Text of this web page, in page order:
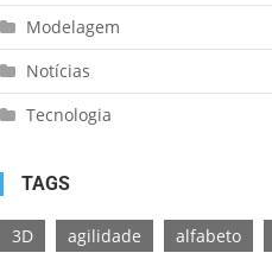
Modelagem
Notícias
Tecnologia
TAGS
3D agilidade alfabeto